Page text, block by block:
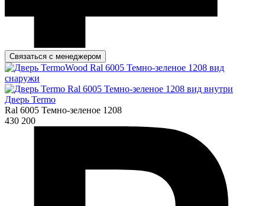
Связаться с менеджером
Дверь Termo
Ral 6005 Темно-зеленое 1208
430 200